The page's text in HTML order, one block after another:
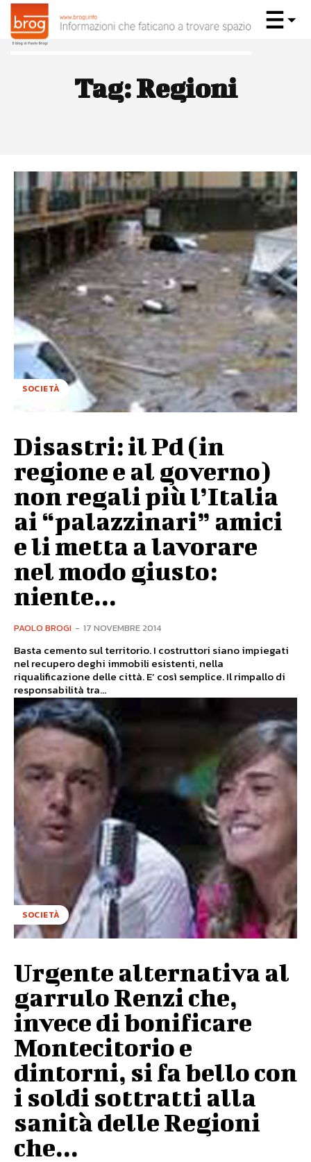
Tag:Regioni
SOCIETÀ
Disastri: il Pd (in
regione e al governo)
non regali più l’Italia
ai “palazzinari” amici
e li metta a lavorare
nel modo giusto:
niente...
PAOLO BROGI - 17 NOVEMBRE 2014
Basta cemento sul territorio. I costruttori siano impiegati
nel recupero deghi immobili esistenti, nella
riqualificazione delle città. E’ così semplice. Il rimpallo di
responsabilità tra...
SOCIETÀ
Urgente alternativa al
garrulo Renzi che,
invece di bonificare
Montecitorio e
dintorni, si fa bello con
i soldi sottratti alla
sanità delle Regioni
che...